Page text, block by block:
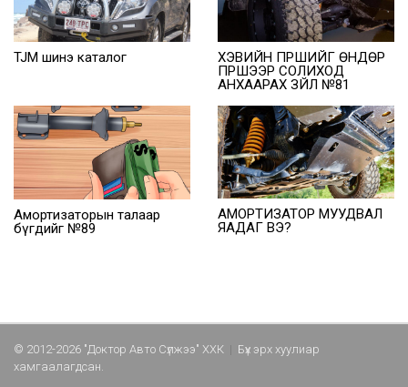
TJM шинэ каталог
ХЭВИЙН ПҮРШИЙГ ӨНДӨР
ПҮРШЭЭР СОЛИХОД
АНХААРАХ ЗҮЙЛ №81
Амортизаторын талаар
бүгдийг №89
АМОРТИЗАТОР МУУДВАЛ
ЯАДАГ ВЭ?
© 2012-2026 "Доктор Авто Сүлжээ" ХХК
Бүх эрх хуулиар
хамгаалагдсан.